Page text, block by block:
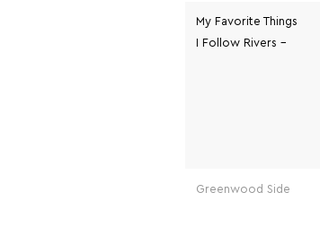
My Favorite Things
I Follow Rivers –
Greenwood Side